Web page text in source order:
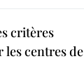
critères
centres de